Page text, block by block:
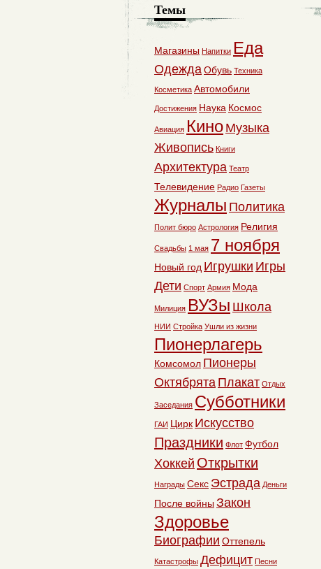
Темы
Магазины Напитки Еда
ОдеждаОбувь Техника
Косметика Автомобили
Достижения Наука Космос
Авиация Кино Музыка
Живопись Книги
Архитектура Театр
Телевидение Радио Газеты
Журналы Политика
Полит бюро Астрология Религия
Свадьбы 1 мая 7 ноября
Новый год Игрушки Игры
Дети Спорт Армия Мода
Милиция ВУЗы Школа
НИИ Стройка Ушли из жизни
Пионерлагерь
Комсомол Пионеры
Октябрята Плакат Отдых
Заседания Субботники
ГАИ Цирк Искусство
Праздники Флот Футбол
Хоккей Открытки
Награды Секс Эстрада Деньги
После войны Закон
Здоровье
Биографии Оттепель
Катастрофы Дефицит Песни